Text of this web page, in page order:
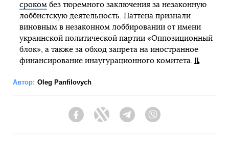
сроком без тюремного заключения за незаконную
лоббистскую деятельность. Паттена признали
виновным в незаконном лоббировании от имени
украинской политической партии «Оппозиционный
блок», а также за обход запрета на иностранное
финансирование инаугурационного комитета.
Автор: Oleg Panfilovych
FacebookTwitter Telegram